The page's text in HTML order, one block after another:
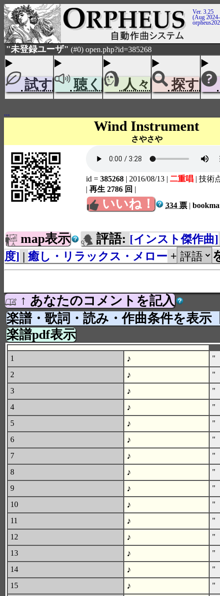
Ver. 3.25
(Aug
"未登録ユーザ" (#0) open.php?id=385268
試す 聴く 人々 探す
...
Wind Instrument
さやさや
id = 385268 | 2016/08/13 | 二重唱 | 技術
| 再生 2786 回 |
いいね！ 334 票 |
map表示 評語: [インスト傑作曲]
度] | 癒し・リラックス・メロー +
↑ あなたのコメントを記入
楽譜・歌詞・読み・作曲条件を表示
楽譜pdf表示
1 ♪
"
2
♪
"
3
♪
"
4
♪
"
5
♪
"
6
♪
"
7
♪
"
8
♪
"
9
♪
"
10
♪
"
11
♪
"
12
♪
"
13
♪
"
14
♪
"
15
♪
"